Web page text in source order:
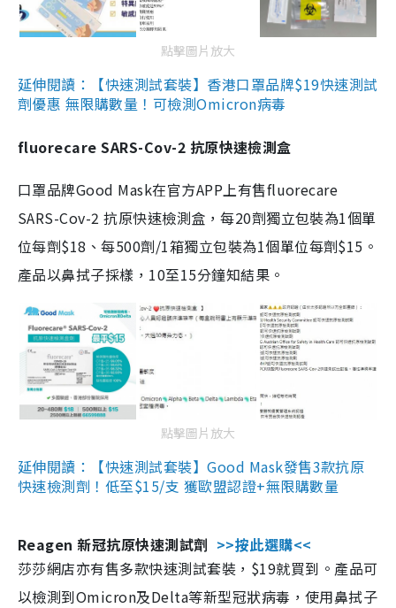
點擊圖片放大
延伸閱讀：【快速測試套裝】香港口罩品牌$19快速測試
劑優惠 無限購數量！可檢測Omicron病毒
fluorecare SARS-Cov-2 抗原快速檢測盒
口罩品牌Good Mask在官方APP上有售fluorecare
SARS-Cov-2 抗原快速檢測盒，每20劑獨立包裝為1個單
位每劑$18、每500劑/1箱獨立包裝為1個單位每劑$15。
產品以鼻拭子採樣，10至15分鐘知結果。
點擊圖片放大
延伸閱讀：【快速測試套裝】Good Mask發售3款抗原
快速檢測劑！低至$15/支 獲歐盟認證+無限購數量
Reagen 新冠抗原快速測試劑 >>按此選購<<
莎莎網店亦有售多款快速測試套裝，$19就買到。產品可
以檢測到Omicron及Delta等新型冠狀病毒，使用鼻拭子